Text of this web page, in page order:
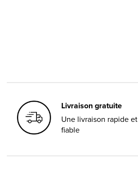
Livraison gratuite
Une livraison rapide et
fiable